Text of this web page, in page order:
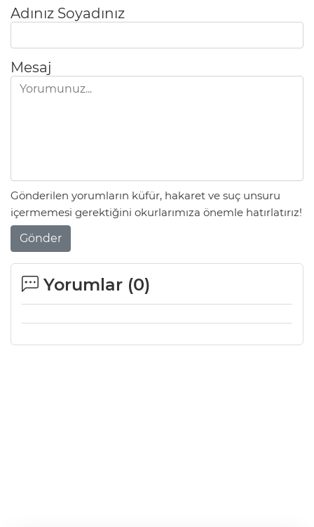
Adınız Soyadınız
Mesaj
Gönderilen yorumların küfür, hakaret ve suç unsuru
içermemesi gerektiğini okurlarımıza önemle hatırlatırız!
Gönder
Yorumlar (0)